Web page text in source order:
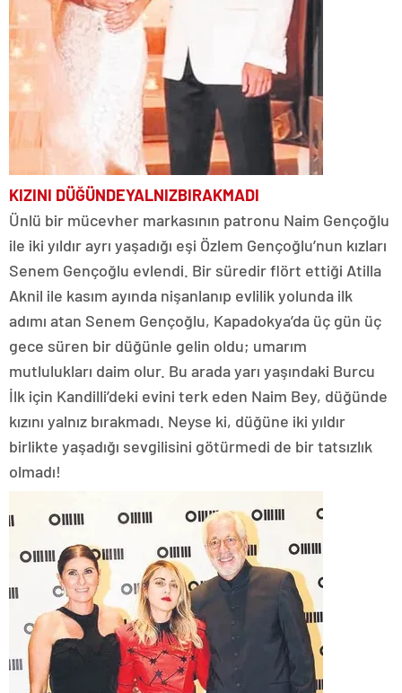
KIZINI DÜĞÜNDEYALNIZBIRAKMADI
Ünlü bir mücevher markasının patronu Naim Gençoğlu
ile iki yıldır ayrı yaşadığı eşi Özlem Gençoğlu’nun kızları
Senem Gençoğlu evlendi. Bir süredir flört ettiği Atilla
Aknil ile kasım ayında nişanlanıp evlilik yolunda ilk
adımı atan Senem Gençoğlu, Kapadokya’da üç gün üç
gece süren bir düğünle gelin oldu; umarım
mutlulukları daim olur. Bu arada yarı yaşındaki Burcu
İlk için Kandilli’deki evini terk eden Naim Bey, düğünde
kızını yalnız bırakmadı. Neyse ki, düğüne iki yıldır
birlikte yaşadığı sevgilisini götürmedi de bir tatsızlık
olmadı!